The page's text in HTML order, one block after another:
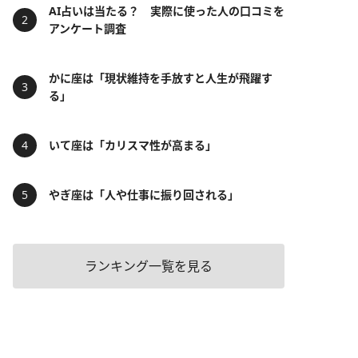
AI占いは当たる？ 実際に使った人の口コミを
アンケート調査
かに座は「現状維持を手放すと人生が飛躍す
る」
いて座は「カリスマ性が高まる」
やぎ座は「人や仕事に振り回される」
ランキング一覧を見る